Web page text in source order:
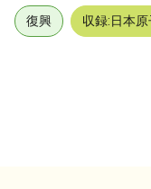
復興 収録:日本